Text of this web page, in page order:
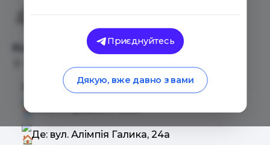
Книжковий Ярмарок
Запрошуємо Вас на Книжковий Ярмарок.
Де: вул. Алімпія Галика, 24а
Приєднуйтесь
Дякую, вже давно з вами